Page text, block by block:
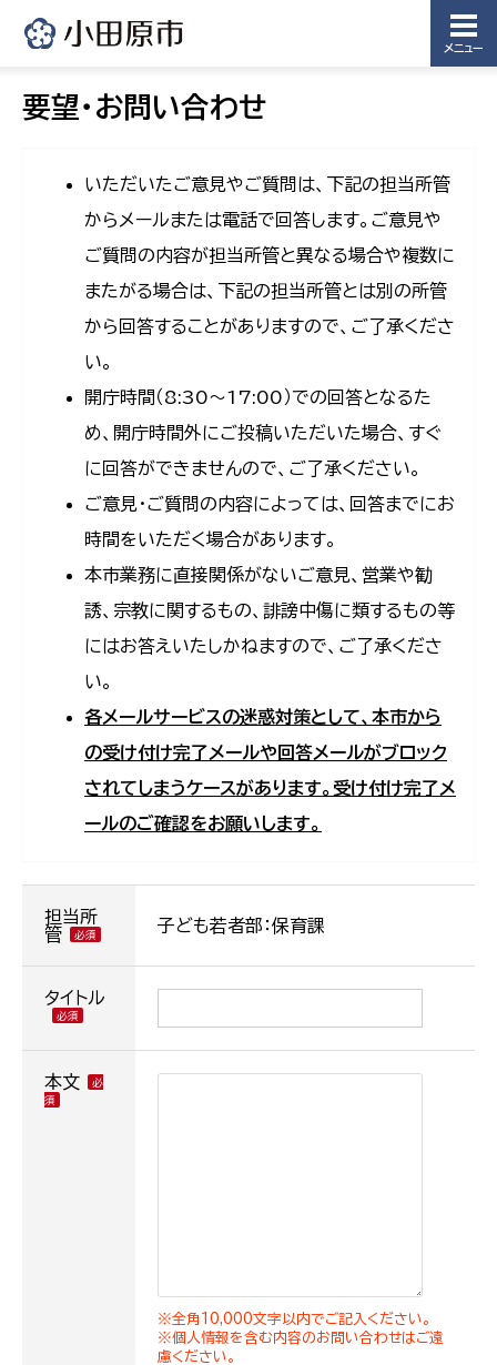
メニュー
要望・お問い合わせ
いただいたご意見やご質問は、下記の担当所管
からメールまたは電話で回答します。ご意見や
ご質問の内容が担当所管と異なる場合や複数に
またがる場合は、下記の担当所管とは別の所管
から回答することがありますので、ご了承くださ
い。
開庁時間（8:30〜17:00）での回答となるた
め、開庁時間外にご投稿いただいた場合、すぐ
に回答ができませんので、ご了承ください。
ご意見・ご質問の内容によっては、回答までにお
時間をいただく場合があります。
本市業務に直接関係がないご意見、営業や勧
誘、宗教に関するもの、誹謗中傷に類するもの等
にはお答えいたしかねますので、ご了承くださ
い。
各メールサービスの迷惑対策として、本市から
の受け付け完了メールや回答メールがブロック
されてしまうケースがあります。受け付け完了メ
ールのご確認をお願いします。
担当所
管
子ども若者部：保育課
タイトル
本文
※全角10,000文字以内でご記入ください。
※個人情報を含む内容のお問い合わせはご遠
慮ください。